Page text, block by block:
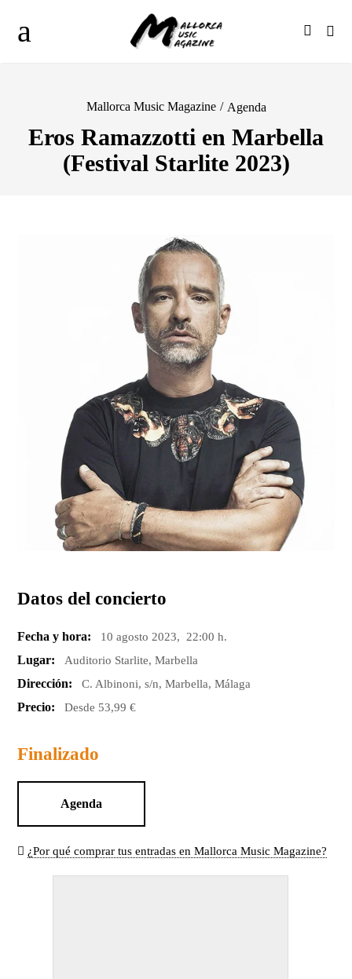
Mallorca Music Magazine / Agenda
Eros Ramazzotti en Marbella
(Festival Starlite 2023)
Datos del concierto
Fecha y hora: 10 agosto 2023, 22:00 h.
Lugar: Auditorio Starlite, Marbella
Dirección: C. Albinoni, s/n, Marbella, Málaga
Precio: Desde 53,99 €
Finalizado
Agenda
¿Por qué comprar tus entradas en Mallorca Music Magazine?